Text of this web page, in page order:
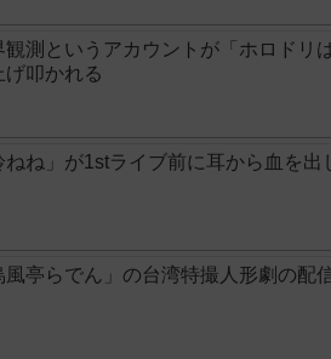
測というアカウントが「ホロドリ
叩かれる
ね」が1stライブ前に耳から血を出
亭らでん」の台湾特撮人形劇の配